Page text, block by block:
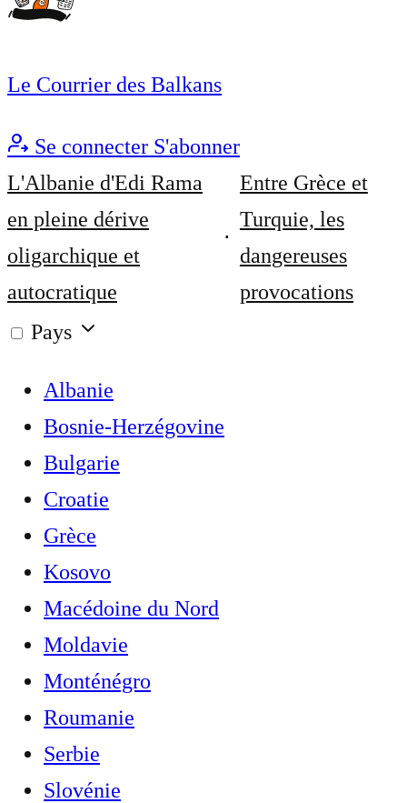
Le Courrier des Balkans
Se connecter S'abonner
L'Albanie d'Edi Rama
en pleine dérive
oligarchique et
autocratique
Entre Grèce et
Turquie, les
dangereuses
provocations
Pays
Albanie
Bosnie-Herzégovine
Bulgarie
Croatie
Grèce
Kosovo
Macédoine du Nord
Moldavie
Monténégro
Roumanie
Serbie
Slovénie